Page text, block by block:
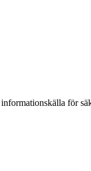
för